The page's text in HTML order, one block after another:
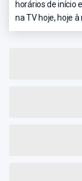
horários de início
na TV hoje, hoje à